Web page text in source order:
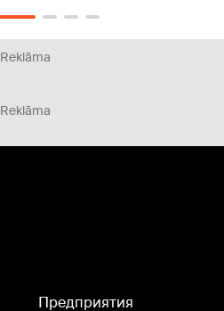
Reklāma
Reklāma
Предприятия